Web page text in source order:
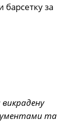
за
та